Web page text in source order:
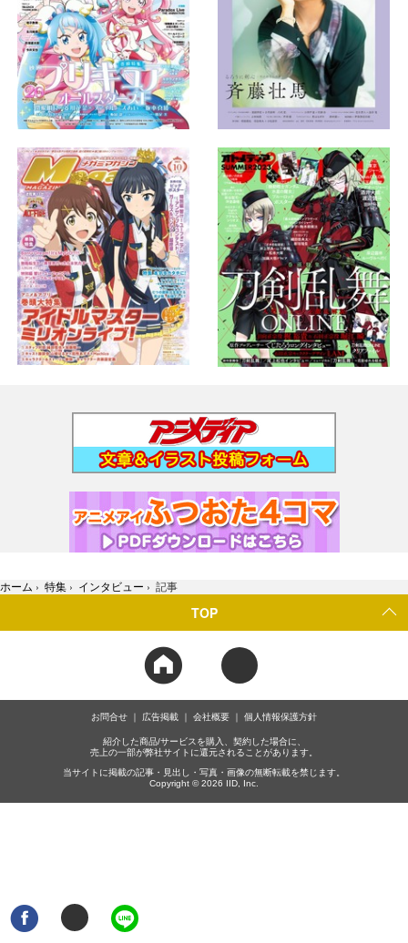
ホーム › 特集 › インタビュー › 記事
TOP
お問合せ 広告掲載 会社概要 個人情報保護方針
紹介した商品/サービスを購入、契約した場合に、
売上の一部が弊社サイトに還元されることがあります。
当サイトに掲載の記事・見出し・写真・画像の無断転載を禁じます。
Copyright © 2026 IID, Inc.